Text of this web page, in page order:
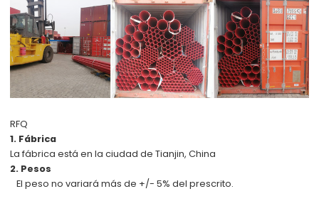
RFQ
1. Fábrica
La fábrica está en la ciudad de Tianjin, China
2. Pesos
El peso no variará más de +/- 5% del prescrito.